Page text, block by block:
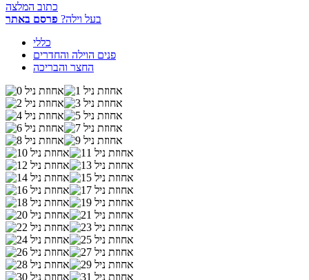
כתוב המלצה
בעל וילה? פרסם באתר
כללי
פנים הוילה והחדרים
החצר והבריכה